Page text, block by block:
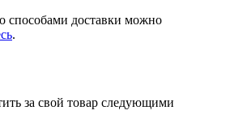
способами доставки можно
.
за свой товар следующими